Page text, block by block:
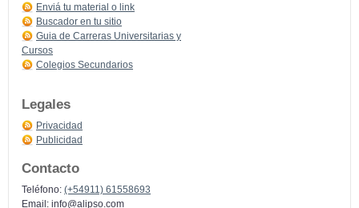
Enviá tu material o link
Buscador en tu sitio
Guia de Carreras Universitarias y
Cursos
Colegios Secundarios
Legales
Privacidad
Publicidad
Contacto
Teléfono: (+54911) 61558693
Email: info@alipso.com